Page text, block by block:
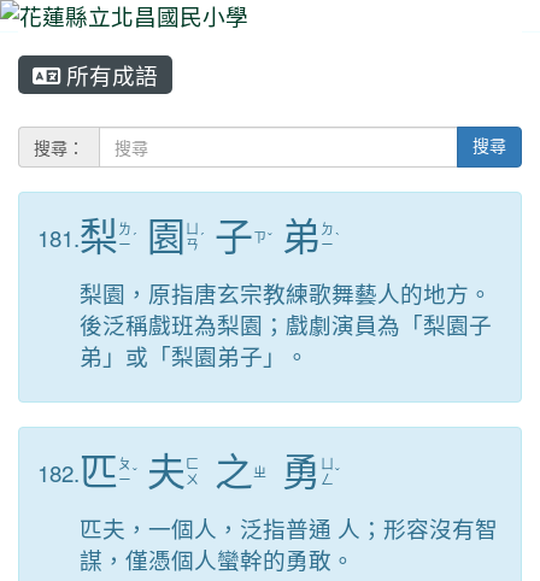
所有成語
搜尋： 搜尋
181.梨ㄌ
ㄧ ˊ 園 ㄢ ˊ 子ㄗˇ 弟 ㄉ
ㄧˋ
梨園，原指唐玄宗教練歌舞藝人的地方。
後泛稱戲班為梨園；戲劇演員為「梨園子
弟」或「梨園弟子」。
182.匹 ㄆ
ㄧˇ 夫 ㄈ
ㄨ
之 ㄓ 勇 ㄥ ˇ
匹夫，一個人，泛指普通 人；形容沒有智
謀，僅憑個人蠻幹的勇敢。